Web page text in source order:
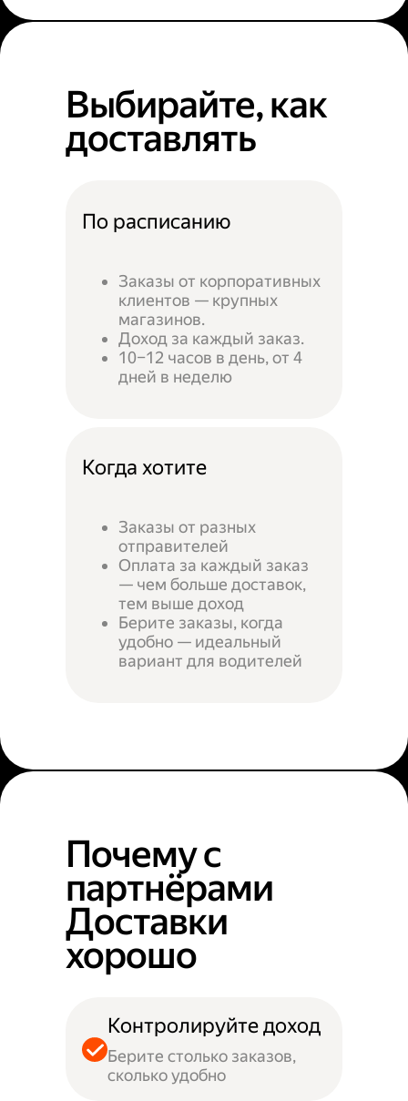
Выбирайте, как
доставлять
По расписанию
Заказы от корпоративных
клиентов — крупных
магазинов.
Доход за каждый заказ.
10–12 часов в день, от 4
дней в неделю
Когда хотите
Заказы от разных
отправителей
Оплата за каждый заказ
— чем больше доставок,
тем выше доход
Берите заказы, когда
удобно — идеальный
вариант для водителей
Почему с
партнёрами
Доставки
хорошо
Контролируйте доход
Берите столько заказов,
сколько удобно